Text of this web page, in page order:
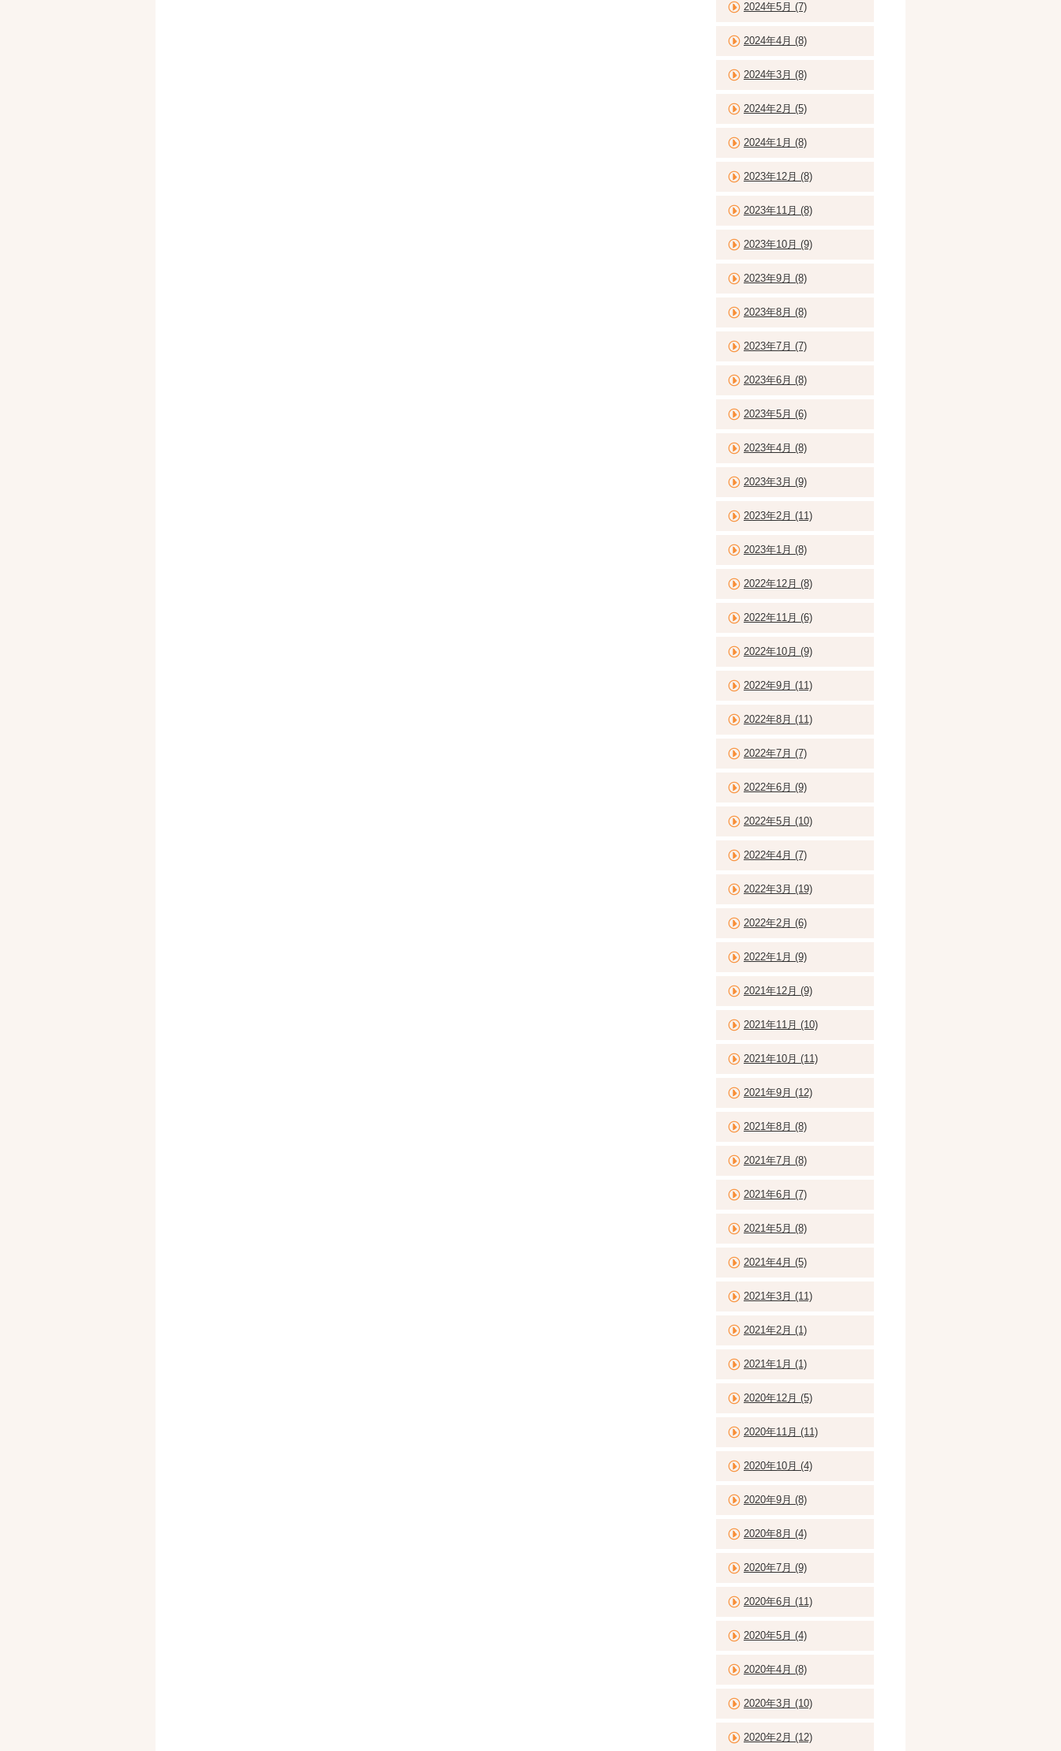
2024年5月 (7)
2024年4月 (8)
2024年3月 (8)
2024年2月 (5)
2024年1月 (8)
2023年12月 (8)
2023年11月 (8)
2023年10月 (9)
2023年9月 (8)
2023年8月 (8)
2023年7月 (7)
2023年6月 (8)
2023年5月 (6)
2023年4月 (8)
2023年3月 (9)
2023年2月 (11)
2023年1月 (8)
2022年12月 (8)
2022年11月 (6)
2022年10月 (9)
2022年9月 (11)
2022年8月 (11)
2022年7月 (7)
2022年6月 (9)
2022年5月 (10)
2022年4月 (7)
2022年3月 (19)
2022年2月 (6)
2022年1月 (9)
2021年12月 (9)
2021年11月 (10)
2021年10月 (11)
2021年9月 (12)
2021年8月 (8)
2021年7月 (8)
2021年6月 (7)
2021年5月 (8)
2021年4月 (5)
2021年3月 (11)
2021年2月 (1)
2021年1月 (1)
2020年12月 (5)
2020年11月 (11)
2020年10月 (4)
2020年9月 (8)
2020年8月 (4)
2020年7月 (9)
2020年6月 (11)
2020年5月 (4)
2020年4月 (8)
2020年3月 (10)
2020年2月 (12)